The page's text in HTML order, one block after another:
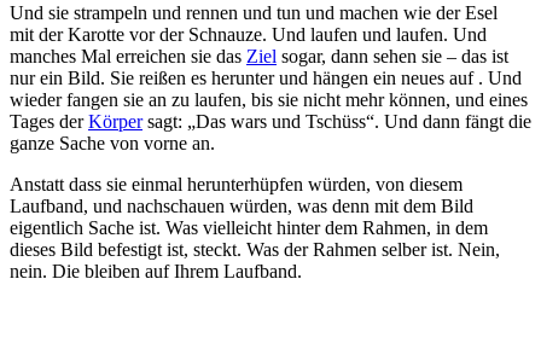
Und sie strampeln und rennen und tun und machen wie der Esel
mit der Karotte vor der Schnauze. Und laufen und laufen. Und
manches Mal erreichen sie das Ziel sogar, dann sehen sie – das ist
nur ein Bild. Sie reißen es herunter und hängen ein neues auf . Und
wieder fangen sie an zu laufen, bis sie nicht mehr können, und eines
Tages derKörpersagt: „Das wars und Tschüss“. Und dann fängt die
ganze Sache von vorne an.
Anstatt dass sie einmal herunterhüpfen würden, von diesem
Laufband, und nachschauen würden, was denn mit dem Bild
eigentlich Sache ist. Was vielleicht hinter dem Rahmen, in dem
dieses Bild befestigt ist, steckt. Was der Rahmen selber ist. Nein,
nein. Die bleiben auf Ihrem Laufband.